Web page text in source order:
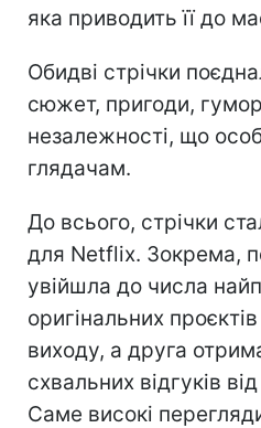
яка приводить її до
Обидві стрічки
сюжет, пригоди, гумор
незалежності, що
глядачам.
До всього, стрічки
для Netflix. Зокрема,
увійшла до числа
оригінальних
виходу, а друга
схвальних відгуків
Саме високі